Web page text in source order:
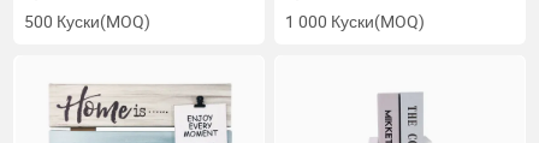
держателя для ножниц
500 Куски(MOQ) 1 000 Куски(MOQ)